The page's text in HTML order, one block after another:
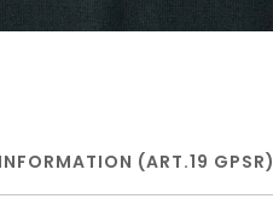
(ART.19 GPSR)